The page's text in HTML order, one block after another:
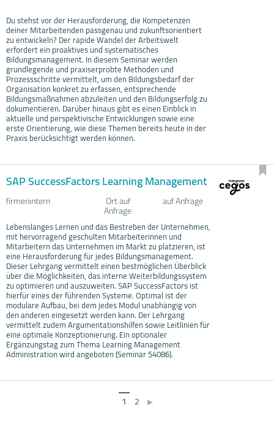
Du stehst vor der Herausforderung, die Kompetenzen
deiner Mitarbeitenden passgenau und zukunftsorientiert
zu entwickeln? Der rapide Wandel der Arbeitswelt
erfordert ein proaktives und systematisches
Bildungsmanagement. In diesem Seminar werden
grundlegende und praxiserprobte Methoden und
Prozessschritte vermittelt, um den Bildungsbedarf der
Organisation konkret zu erfassen, entsprechende
Bildungsmaßnahmen abzuleiten und den Bildungserfolg zu
dokumentieren. Darüber hinaus gibt es einen Einblick in
aktuelle und perspektivische Entwicklungen sowie eine
erste Orientierung, wie diese Themen bereits heute in der
Praxis berücksichtigt werden können.
SAP SuccessFactors Learning Management
firmenintern Ort auf
Anfrage
auf Anfrage
Lebenslanges Lernen und das Bestreben der Unternehmen,
mit hervorragend geschulten Mitarbeiterinnen und
Mitarbeitern das Unternehmen im Markt zu platzieren, ist
eine Herausforderung für jedes Bildungsmanagement.
Dieser Lehrgang vermittelt einen bestmöglichen Überblick
über die Möglichkeiten, das interne Weiterbildungssystem
zu optimieren und auszuweiten. SAP SuccessFactors ist
hierfür eines der führenden Systeme. Optimal ist der
modulare Aufbau, bei dem jedes Modul unabhängig von
den anderen eingesetzt werden kann. Der Lehrgang
vermittelt zudem Argumentationshilfen sowie Leitlinien für
eine optimale Konzeptionierung. Ein optionaler
Ergänzungstag zum Thema Learning Management
Administration wird angeboten (Seminar 54086).
1 2 ▶